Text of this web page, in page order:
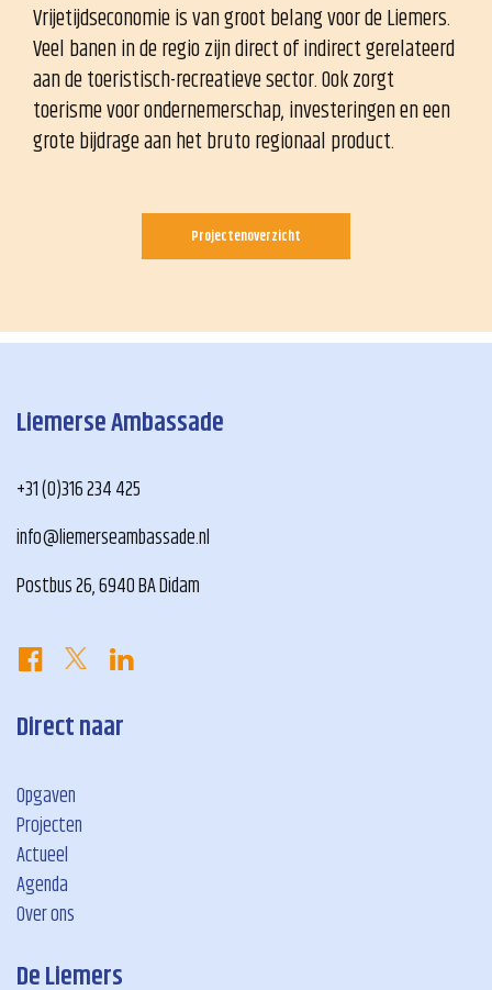
Vrijetijdseconomie is van groot belang voor de Liemers.
Veel banen in de regio zijn direct of indirect gerelateerd
aan de toeristisch-recreatieve sector. Ook zorgt
toerisme voor ondernemerschap, investeringen en een
grote bijdrage aan het bruto regionaal product.
Projectenoverzicht
Liemerse Ambassade
+31 (0)316 234 425
info@liemerseambassade.nl
Postbus 26, 6940 BA Didam
Direct naar
Opgaven
Projecten
Actueel
Agenda
Over ons
De Liemers